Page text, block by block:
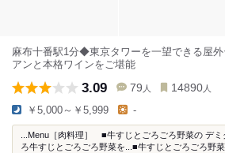
麻布十番駅1分◆東京タワーを一望できる屋
アンと本格ワインをご堪能
3.09 79 人 14890 人
￥5,000～￥5,999 -
...Menu［肉料理］ ■牛すじとごろごろ野菜の デミ
ろ牛すじとごろごろ野菜を...■牛すじとごろごろ野